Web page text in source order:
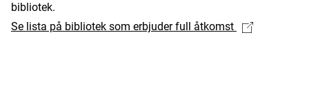
bibliotek.
Se lista på bibliotek som erbjuder full åtkomst